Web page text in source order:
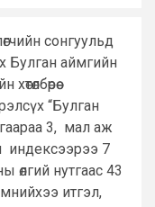
сонгуульд
Булган аймгийн
“Булган
3, мал аж
индексээрээ 7
өлгий нутгаас 43
итгэл,